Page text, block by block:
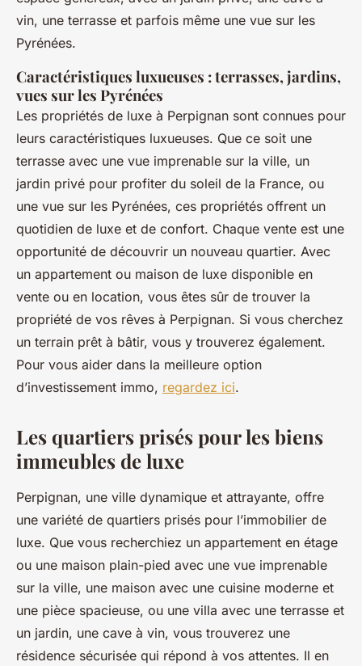
vin, une terrasse et parfois même une vue sur les
Pyrénées.
Caractéristiques luxueuses : terrasses, jardins,
vues sur les Pyrénées
Les propriétés de luxe à Perpignan sont connues pour
leurs caractéristiques luxueuses. Que ce soit une
terrasse avec une vue imprenable sur la ville, un
jardin privé pour profiter du soleil de la France, ou
une vue sur les Pyrénées, ces propriétés offrent un
quotidien de luxe et de confort. Chaque vente est une
opportunité de découvrir un nouveau quartier. Avec
un appartement ou maison de luxe disponible en
vente ou en location, vous êtes sûr de trouver la
propriété de vos rêves à Perpignan. Si vous cherchez
un terrain prêt à bâtir, vous y trouverez également.
Pour vous aider dans la meilleure option
d’investissement immo, regardez ici.
Les quartiers prisés pour les biens
immeubles de luxe
Perpignan, une ville dynamique et attrayante, offre
une variété de quartiers prisés pour l’immobilier de
luxe. Que vous recherchiez un appartement en étage
ou une maison plain-pied avec une vue imprenable
sur la ville, une maison avec une cuisine moderne et
une pièce spacieuse, ou une villa avec une terrasse et
un jardin, une cave à vin, vous trouverez une
résidence sécurisée qui répond à vos attentes. Il en